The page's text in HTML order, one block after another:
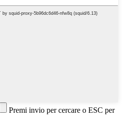
Premi invio per cercare o ESC per